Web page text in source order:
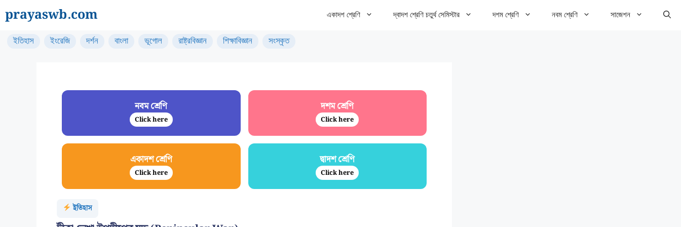
to
content
prayaswb.com একাদশ শ্রেণি দ্বাদশ শ্রেণি চতুর্থ সেমিস্টার দশম শ্রেণি নবম শ্রেণি সাজেশন
ইতিহাস ইংরেজি দর্শন বাংলা ভূগোল রাষ্ট্রবিজ্ঞান শিক্ষাবিজ্ঞান সংস্কৃত
নবম শ্রেণি
Click here
দশম শ্রেণি
Click here
একাদশ শ্রেণি
Click here
দ্বাদশ শ্রেণি
Click here
ইতিহাস